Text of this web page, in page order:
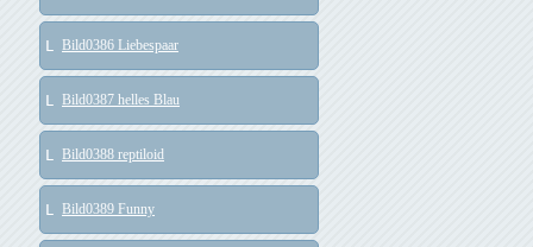
Bild0386 Liebespaar
Bild0387 helles Blau
Bild0388 reptiloid
Bild0389 Funny